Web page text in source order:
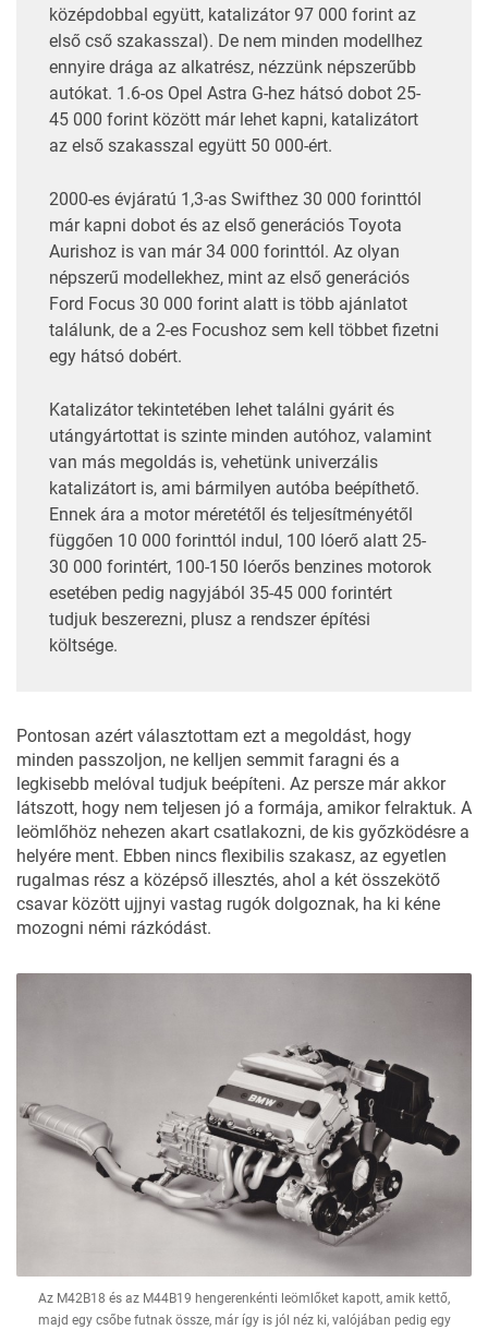
középdobbal együtt, katalizátor 97 000 forint az
első cső szakasszal). De nem minden modellhez
ennyire drága az alkatrész, nézzünk népszerűbb
autókat. 1.6-os Opel Astra G-hez hátsó dobot 25-
45 000 forint között már lehet kapni, katalizátort
az első szakasszal együtt 50 000-ért.
2000-es évjáratú 1,3-as Swifthez 30 000 forinttól
már kapni dobot és az első generációs Toyota
Aurishoz is van már 34 000 forinttól. Az olyan
népszerű modellekhez, mint az első generációs
Ford Focus 30 000 forint alatt is több ajánlatot
találunk, de a 2-es Focushoz sem kell többet fizetni
egy hátsó dobért.
Katalizátor tekintetében lehet találni gyárit és
utángyártottat is szinte minden autóhoz, valamint
van más megoldás is, vehetünk univerzális
katalizátort is, ami bármilyen autóba beépíthető.
Ennek ára a motor méretétől és teljesítményétől
függően 10 000 forinttól indul, 100 lóerő alatt 25-
30 000 forintért, 100-150 lóerős benzines motorok
esetében pedig nagyjából 35-45 000 forintért
tudjuk beszerezni, plusz a rendszer építési
költsége.
Pontosan azért választottam ezt a megoldást, hogy
minden passzoljon, ne kelljen semmit faragni és a
legkisebb melóval tudjuk beépíteni. Az persze már akkor
látszott, hogy nem teljesen jó a formája, amikor felraktuk. A
leömlőhöz nehezen akart csatlakozni, de kis győzködésre a
helyére ment. Ebben nincs flexibilis szakasz, az egyetlen
rugalmas rész a középső illesztés, ahol a két összekötő
csavar között ujjnyi vastag rugók dolgoznak, ha ki kéne
mozogni némi rázkódást.
Az M42B18 és az M44B19 hengerenkénti leömlőket kapott, amik kettő,
majd egy csőbe futnak össze, már így is jól néz ki, valójában pedig egy